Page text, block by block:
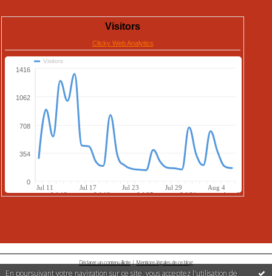
En poursuivant votre navigation sur ce site, vous acceptez l'utilisation de
Déclarer un contenu illicite | Mentions légales de ce blog